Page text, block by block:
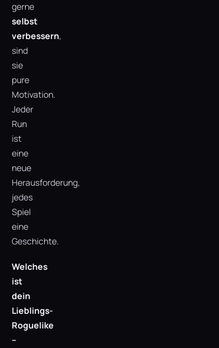
gerne
selbst
verbessern,
sind
sie
pure
Motivation.
Jeder
Run
ist
eine
neue
Herausforderung,
jedes
Spiel
eine
Geschichte.
Welches
ist
dein
Lieblings-
Roguelike
–